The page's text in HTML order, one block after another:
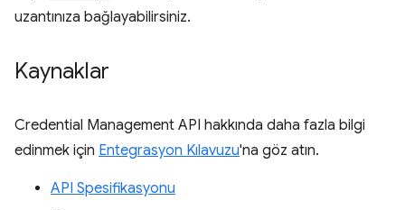
uzantınıza bağlayabilirsiniz.
Kaynaklar
Credential Management API hakkında daha fazla bilgi
edinmek için Entegrasyon Kılavuzu'na göz atın.
API Spesifikasyonu